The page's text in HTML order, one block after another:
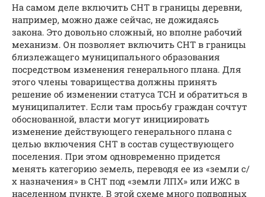
На самом деле включить СНТ в границы деревни,
например, можно даже сейчас, не дожидаясь
закона. Это довольно сложный, но вполне рабочий
механизм. Он позволяет включить СНТ в границы
близлежащего муниципального образования
посредством изменения генерального плана. Для
этого члены товарищества должны принять
решение об изменении статуса ТСН и обратиться в
муниципалитет. Если там просьбу граждан сочтут
обоснованной, власти могут инициировать
изменение действующего генерального плана с
целью включения СНТ в состав существующего
поселения. При этом одновременно придется
менять категорию земель, переводя ее из «земли с/
х назначения» в СНТ под «земли ЛПХ» или ИЖС в
населенном пункте. В этой схеме много подводных